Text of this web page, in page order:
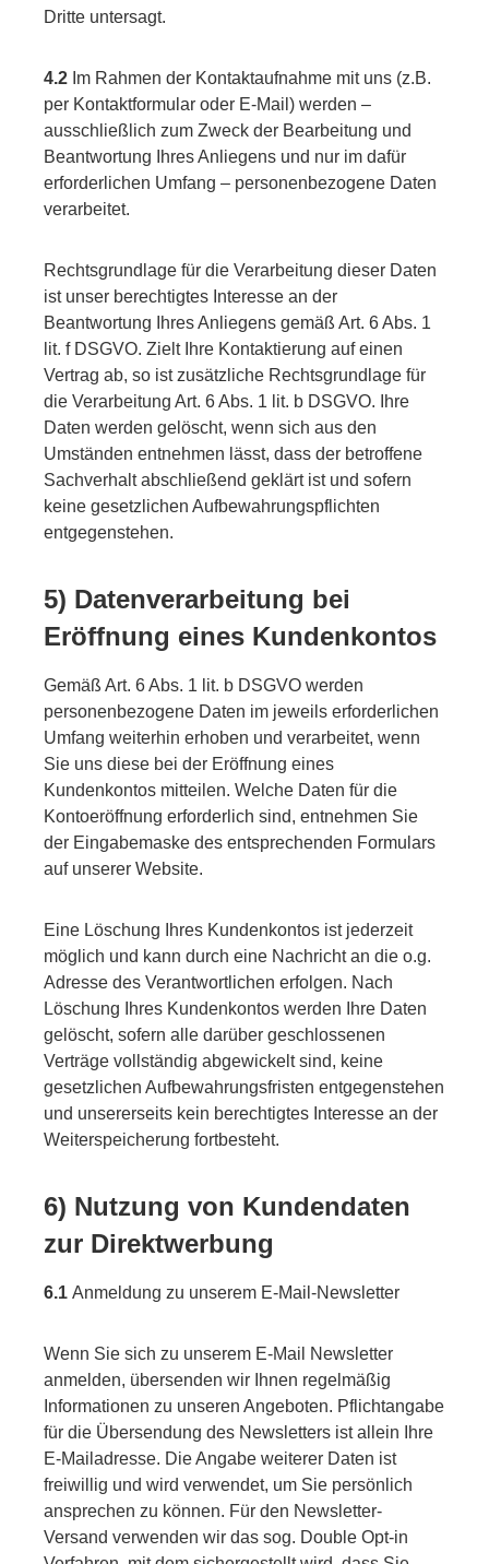
Dritte untersagt.
4.2 Im Rahmen der Kontaktaufnahme mit uns (z.B.
per Kontaktformular oder E-Mail) werden –
ausschließlich zum Zweck der Bearbeitung und
Beantwortung Ihres Anliegens und nur im dafür
erforderlichen Umfang – personenbezogene Daten
verarbeitet.
Rechtsgrundlage für die Verarbeitung dieser Daten
ist unser berechtigtes Interesse an der
Beantwortung Ihres Anliegens gemäß Art. 6 Abs. 1
lit. f DSGVO. Zielt Ihre Kontaktierung auf einen
Vertrag ab, so ist zusätzliche Rechtsgrundlage für
die Verarbeitung Art. 6 Abs. 1 lit. b DSGVO. Ihre
Daten werden gelöscht, wenn sich aus den
Umständen entnehmen lässt, dass der betroffene
Sachverhalt abschließend geklärt ist und sofern
keine gesetzlichen Aufbewahrungspflichten
entgegenstehen.
5) Datenverarbeitung bei
Eröffnung eines Kundenkontos
Gemäß Art. 6 Abs. 1 lit. b DSGVO werden
personenbezogene Daten im jeweils erforderlichen
Umfang weiterhin erhoben und verarbeitet, wenn
Sie uns diese bei der Eröffnung eines
Kundenkontos mitteilen. Welche Daten für die
Kontoeröffnung erforderlich sind, entnehmen Sie
der Eingabemaske des entsprechenden Formulars
auf unserer Website.
Eine Löschung Ihres Kundenkontos ist jederzeit
möglich und kann durch eine Nachricht an die o.g.
Adresse des Verantwortlichen erfolgen. Nach
Löschung Ihres Kundenkontos werden Ihre Daten
gelöscht, sofern alle darüber geschlossenen
Verträge vollständig abgewickelt sind, keine
gesetzlichen Aufbewahrungsfristen entgegenstehen
und unsererseits kein berechtigtes Interesse an der
Weiterspeicherung fortbesteht.
6) Nutzung von Kundendaten
zur Direktwerbung
6.1 Anmeldung zu unserem E-Mail-Newsletter
Wenn Sie sich zu unserem E-Mail Newsletter
anmelden, übersenden wir Ihnen regelmäßig
Informationen zu unseren Angeboten. Pflichtangabe
für die Übersendung des Newsletters ist allein Ihre
E-Mailadresse. Die Angabe weiterer Daten ist
freiwillig und wird verwendet, um Sie persönlich
ansprechen zu können. Für den Newsletter-
Versand verwenden wir das sog. Double Opt-in